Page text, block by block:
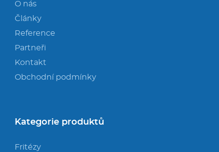
O nás
Články
Reference
Partneři
Kontakt
Obchodní podmínky
Kategorie produktů
Fritézy